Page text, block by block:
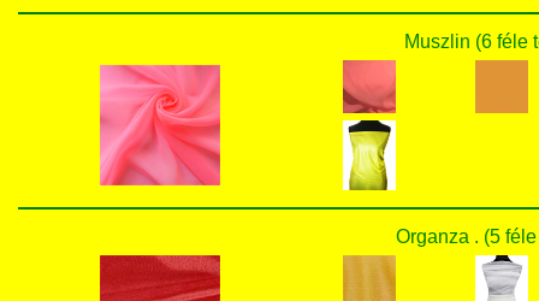
Muszlin (6 féle
Organza . (5